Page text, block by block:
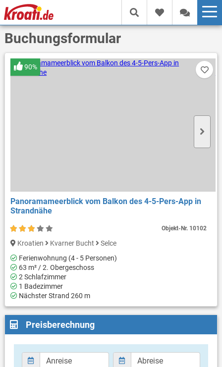
Buchungsformular
Panoramameerblick vom Balkon des 4-5-Pers-App in
Strandnähe
90%
Kroatien Kvarner Bucht
Selce
Ferienwohnung (4 - 5 Personen)
63 m² / 2. Obergeschoss
2 Schlafzimmer
1 Badezimmer
Nächster Strand 260 m
Objekt-Nr. 10102
Preisberechnung